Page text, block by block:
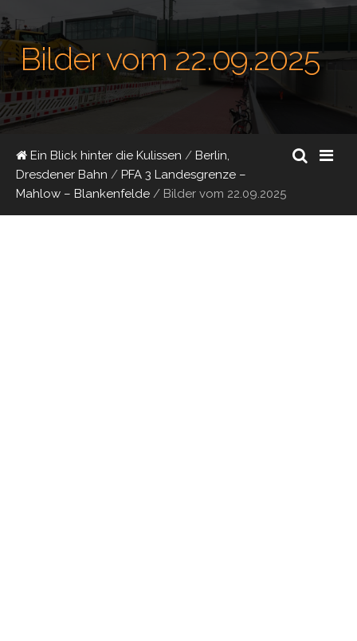
Bilder vom 22.09.2025
Ein Blick hinter die Kulissen / Berlin,
Dresdener Bahn / PFA 3 Landesgrenze –
Mahlow – Blankenfelde / Bilder vom 22.09.2025